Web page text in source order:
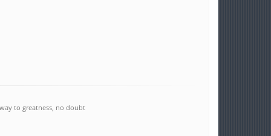
to greatness, no doubt